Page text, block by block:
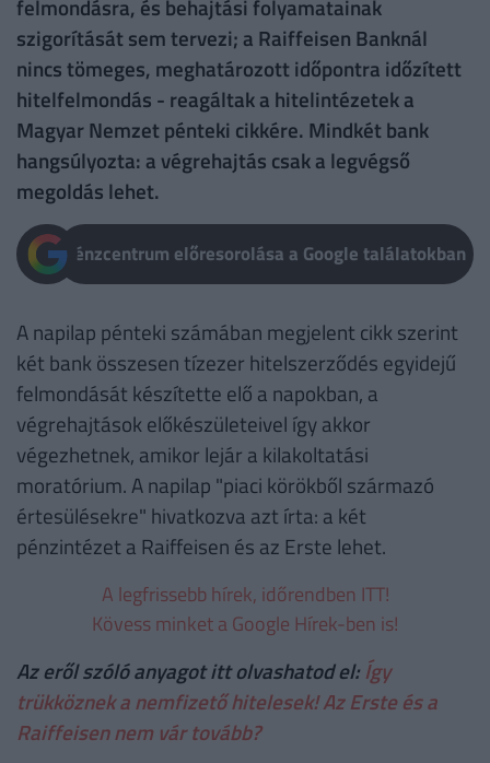
felmondásra, és behajtási folyamatainak
szigorítását sem tervezi; a Raiffeisen Banknál
nincs tömeges, meghatározott időpontra időzített
hitelfelmondás - reagáltak a hitelintézetek a
Magyar Nemzet pénteki cikkére. Mindkét bank
hangsúlyozta: a végrehajtás csak a legvégső
megoldás lehet.
Pénzcentrum előresorolása a Google találatokban
A napilap pénteki számában megjelent cikk szerint
két bank összesen tízezer hitelszerződés egyidejű
felmondását készítette elő a napokban, a
végrehajtások előkészületeivel így akkor
végezhetnek, amikor lejár a kilakoltatási
moratórium. A napilap "piaci körökből származó
értesülésekre" hivatkozva azt írta: a két
pénzintézet a Raiffeisen és az Erste lehet.
A legfrissebb hírek, időrendben ITT!
Kövess minket a Google Hírek-ben is!
Az eről szóló anyagot itt olvashatod el: Így
trükköznek a nemfizető hitelesek! Az Erste és a
Raiffeisen nem vár tovább?